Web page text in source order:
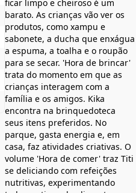
ficar limpo e cheiroso é um
barato. As crianças vão ver os
produtos, como xampu e
sabonete, a ducha que enxágua
a espuma, a toalha e o roupão
para se secar. 'Hora de brincar'
trata do momento em que as
crianças interagem com a
família e os amigos. Kika
encontra na brinquedoteca
seus itens preferidos. No
parque, gasta energia e, em
casa, faz atividades criativas. O
volume 'Hora de comer' traz Titi
se deliciando com refeições
nutritivas, experimentando